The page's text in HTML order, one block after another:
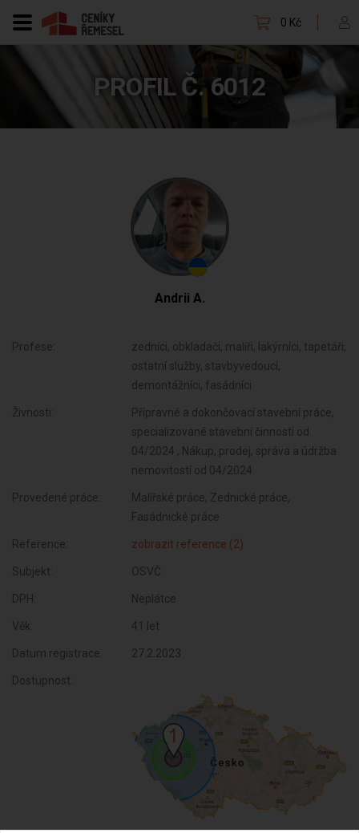
0 Kč
PROFIL Č. 6012
Andrii A.
Profese:
zedníci, obkladači, malíři, lakýrníci, tapetáři,
ostatní služby, stavbyvedoucí,
demontážníci, fasádníci
Živnosti:
Přípravné a dokončovací stavební práce,
specializované stavební činnosti od
04/2024 , Nákup, prodej, správa a údržba
nemovitostí od 04/2024
Provedené práce:
Malířské práce, Zednické práce,
Fasádnické práce
Reference: zobrazit reference (2)
Subjekt: OSVČ
DPH: Neplátce
Věk: 41 let
Datum registrace: 27.2.2023
Dostupnost: